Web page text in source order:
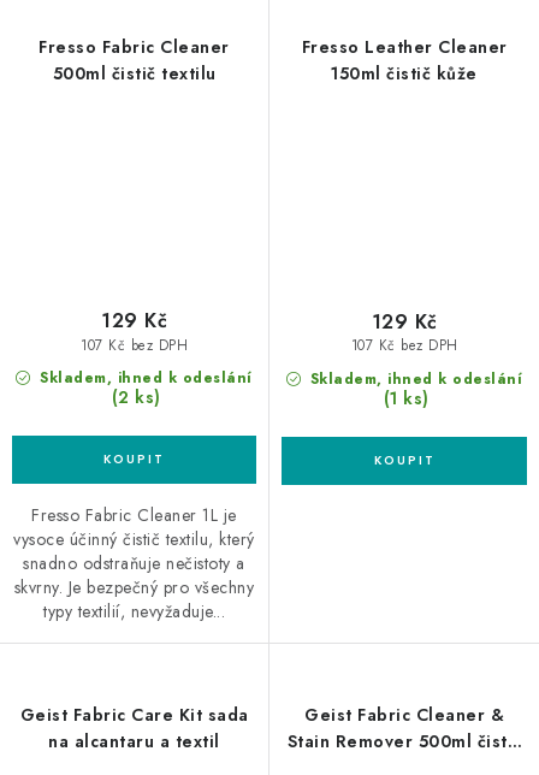
Fresso Fabric Cleaner
500ml čistič textilu
Skladem, ihned k odeslání
(2 ks)
107 Kč bez DPH
129 Kč
Fresso Fabric Cleaner 1L je
vysoce účinný čistič textilu, který
snadno odstraňuje nečistoty a
skvrny. Je bezpečný pro všechny
typy textilií, nevyžaduje...
Fresso Leather Cleaner
150ml čistič kůže
Skladem, ihned k odeslání
(1 ks)
107 Kč bez DPH
129 Kč
Geist Fabric Care Kit sada
na alcantaru a textil
Geist Fabric Cleaner &
Stain Remover 500ml čistič